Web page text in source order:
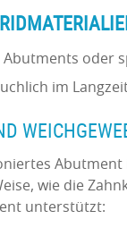
Abutments oder
im
wie die
unterstützt: